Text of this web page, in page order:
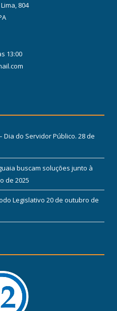
804
13:00
Dia do Servidor Público. 28 de
buscam soluções junto à
de 2025
Legislativo 20 de outubro de